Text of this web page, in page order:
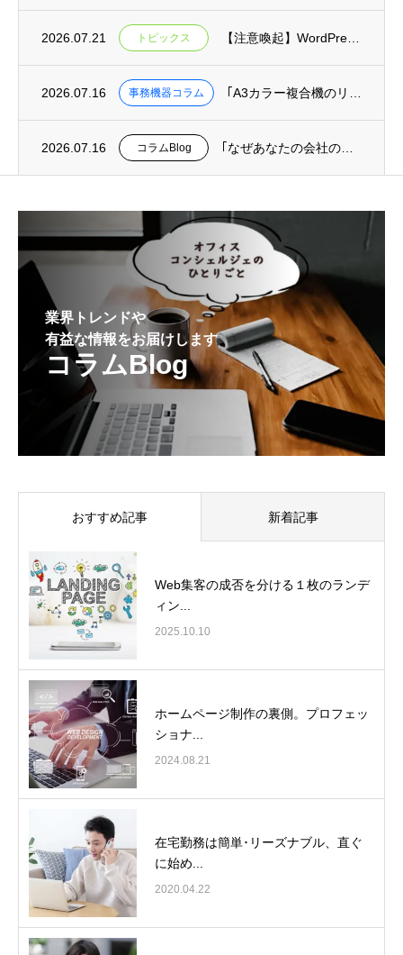
2026.07.21 トピックス 【注意喚起】WordPressの重大な安全上の問題(脆弱性)に関するお知らせ
2026.07.16 事務機器コラム ｢A3カラー複合機のリース料金相場｜月間印刷枚数別コスト目安と機種比較｣を掲載
2026.07.16 コラムBlog ｢なぜあなたの会社の迷惑メール対策は、最悪の事態を防げないのか？｣を掲載
業界トレンドや
有益な情報をお届けします
コラムBlog
おすすめ記事 新着記事
Web集客の成否を分ける１枚のランデ
ィン...
2025.10.10
ホームページ制作の裏側。プロフェッ
ショナ...
2024.08.21
在宅勤務は簡単･リーズナブル、直ぐ
に始め...
2020.04.22